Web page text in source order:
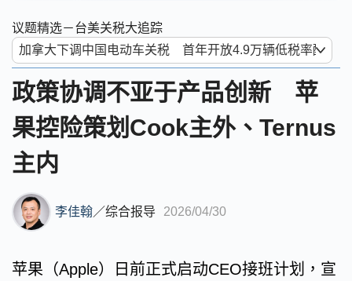
议题精选－台美关税大追踪
政策协调不亚于产品创新 苹
果控险策划Cook主外、Ternus
主内
李佳翰／综合报导 2026/04/30
苹果（Apple）日前正式启动CEO接班计划，宣